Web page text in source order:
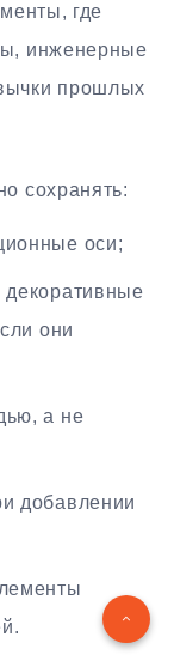
где
инженерные
прошлых
сохранять:
оси;
декоративные
они
а не
добавлении